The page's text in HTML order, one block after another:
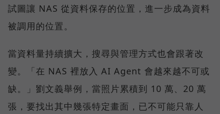
試圖讓 NAS 從資料保存的位置，進一步成為資料
被調用的位置。
當資料量持續擴大，搜尋與管理方式也會跟著改
變。「在 NAS 裡放入 AI Agent 會越來越不可或
缺。」劉文義舉例，當照片累積到 10 萬、20 萬
張，要找出其中幾張特定畫面，已不可能只靠人